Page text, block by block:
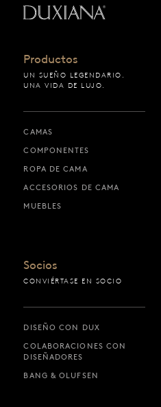
Productos
UN SUEÑO LEGENDARIO.
UNA VIDA DE LUJO.
CAMAS
COMPONENTES
ROPA DE CAMA
ACCESORIOS DE CAMA
MUEBLES
Socios
CONVIÉRTASE EN SOCIO
DISEÑO CON DUX
COLABORACIONES CON
DISEÑADORES
BANG & OLUFSEN